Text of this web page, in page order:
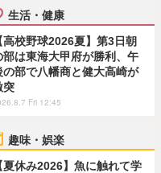
生活・健康
高校野球2026夏】第3日朝
部は東海大甲府が勝利、午
の部で八幡商と健大高崎が
突
Fri 12:45
趣味・娯楽
夏休み2026】魚に触れて学